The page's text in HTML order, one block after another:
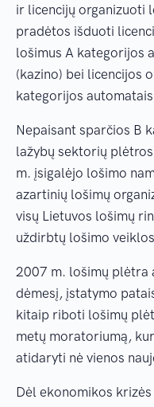
ir licencijų organizuoti
pradėtos išduoti
lošimus A kategorijos
(kazino) bei licencijos
kategorijos
Nepaisant sparčios B
lažybų sektorių
m. įsigalėjo lošimo
azartinių lošimų
visų Lietuvos lošimų
uždirbtų lošimo
2007 m. lošimų plėtra
dėmesį, įstatymo
kitaip riboti lošimų
metų moratoriumą,
atidaryti nė vienos
Dėl ekonomikos